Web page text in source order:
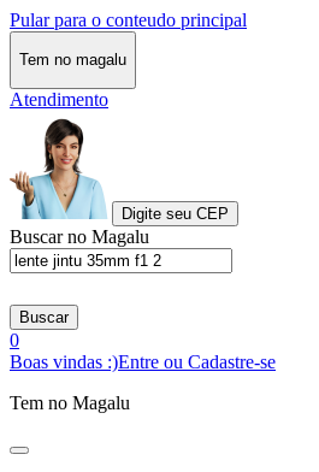
Pular para o conteudo principal
Tem no magalu
Atendimento
Digite seu CEP
Buscar no Magalu
Buscar
0
Boas vindas :)Entre ou Cadastre-se
Tem no Magalu